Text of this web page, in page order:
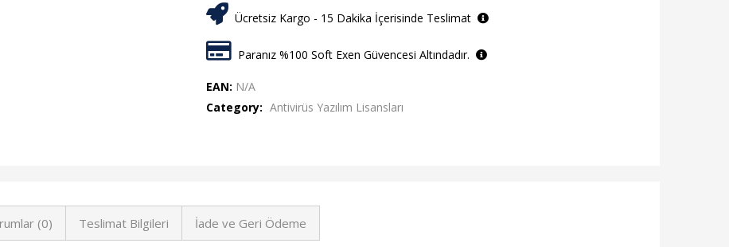
Ücretsiz Kargo - 15 Dakika İçerisinde Teslimat
Paranız %100 Soft Exen Güvencesi Altındadır.
EAN: N/A
Category: Antivirüs Yazılım Lisansları
(0) Teslimat Bilgileri İade ve Geri Ödeme